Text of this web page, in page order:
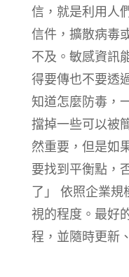
信，就是利用人
信件，擴散病毒
不及。敏感資訊
得要傳也不要透
知道怎麼防毒，
擋掉一些可以被
然重要，但是如
要找到平衡點，
了」 依照企業規
視的程度。最好
程，並隨時更新